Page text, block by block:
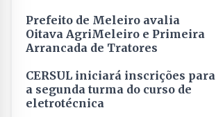
Prefeito de Meleiro avalia
Oitava AgriMeleiro e Primeira
Arrancada de Tratores
CERSUL iniciará inscrições para
a segunda turma do curso de
eletrotécnica